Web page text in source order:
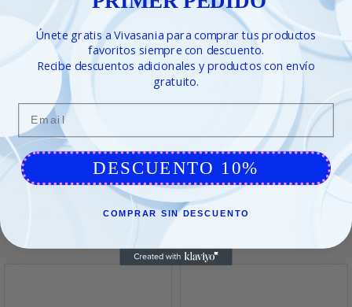
Tijera cortachapa derec. vanquish
250mm.
- 27%
Tijera domestica inoxidable 19,5 cm.
9,16€12,57€
Únete gratis a Vivasania para comprar tus productos
favoritos siempre con descuento.
Recibe descuentos adicionales y productos con envío
gratuito.
Email
DESCUENTO 10%
COMPRAR SIN DESCUENTO